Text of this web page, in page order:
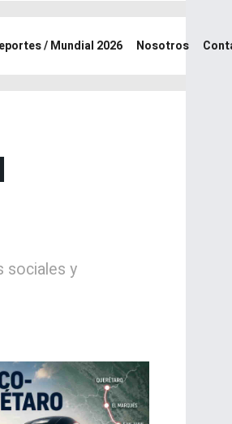
/ Mundial 2026 Nosotros
sociales y